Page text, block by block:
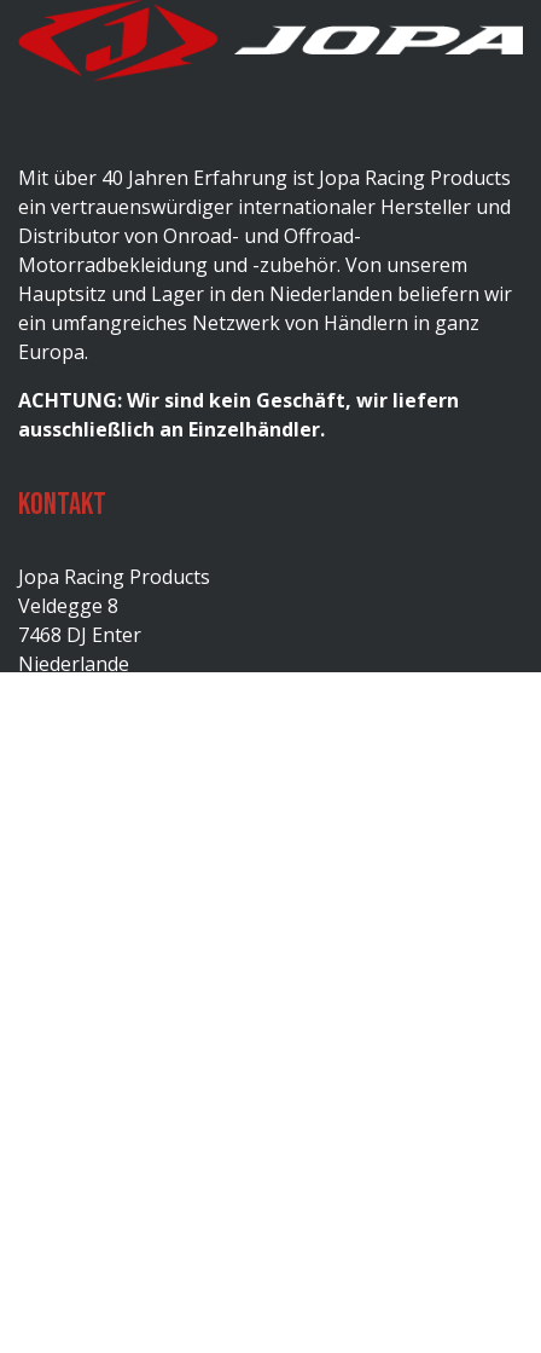
Mit über 40 Jahren Erfahrung ist Jopa Racing Products
ein vertrauenswürdiger internationaler Hersteller und
Distributor von Onroad- und Offroad-
Motorradbekleidung und -zubehör. Von unserem
Hauptsitz und Lager in den Niederlanden beliefern wir
ein umfangreiches Netzwerk von Händlern in ganz
Europa.
ACHTUNG: Wir sind kein Geschäft, wir liefern
ausschließlich an Einzelhändler.
Kontakt
Jopa Racing Products
Veldegge 8
7468 DJ Enter
Niederlande